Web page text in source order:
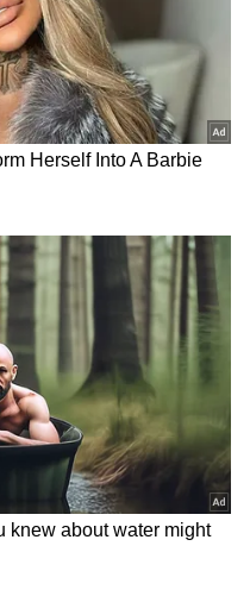
அணிவது லட்சுமி
உங்கள் வீட்டில்